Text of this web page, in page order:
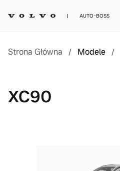
AUTO-BOSS
Strona Główna / Modele /
XC90